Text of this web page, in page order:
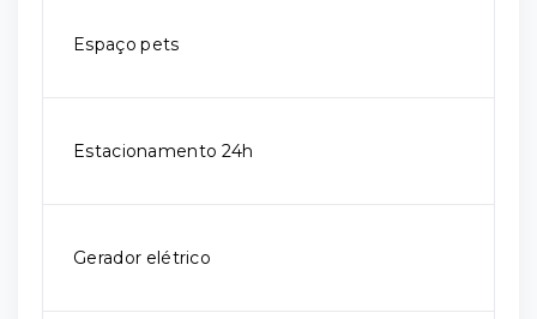
Espaço pets
Estacionamento 24h
Gerador elétrico